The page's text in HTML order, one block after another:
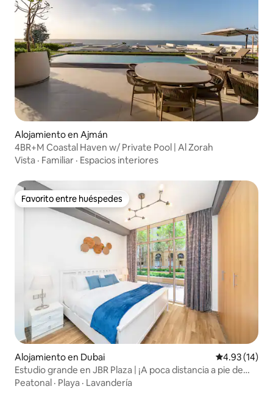
Alojamiento en Ajmán
4BR+M Coastal Haven w/ Private Pool | Al Zorah
Vista · Familiar · Espacios interiores
Favorito entre huéspedes
Favorito entre huéspedes
Alojamiento en Dubai Calificación
4.93 (14)
Estudio grande en JBR Plaza | ¡A poca distancia a pie de
Marina y la playa!
Peatonal · Playa · Lavandería